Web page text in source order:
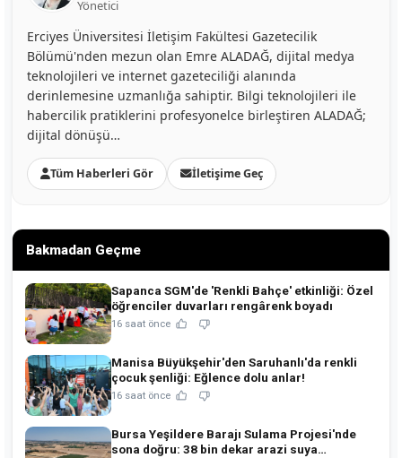
Yönetici
Erciyes Üniversitesi İletişim Fakültesi Gazetecilik
Bölümü'nden mezun olan Emre ALADAĞ, dijital medya
teknolojileri ve internet gazeteciliği alanında
derinlemesine uzmanlığa sahiptir. Bilgi teknolojileri ile
habercilik pratiklerini profesyonelce birleştiren ALADAĞ;
dijital dönüşü…
Tüm Haberleri Gör İletişime Geç
Bakmadan Geçme
Sapanca SGM'de 'Renkli Bahçe' etkinliği: Özel
öğrenciler duvarları rengârenk boyadı
16 saat önce
Manisa Büyükşehir'den Saruhanlı'da renkli
çocuk şenliği: Eğlence dolu anlar!
16 saat önce
Bursa Yeşildere Barajı Sulama Projesi'nde
sona doğru: 38 bin dekar arazi suya